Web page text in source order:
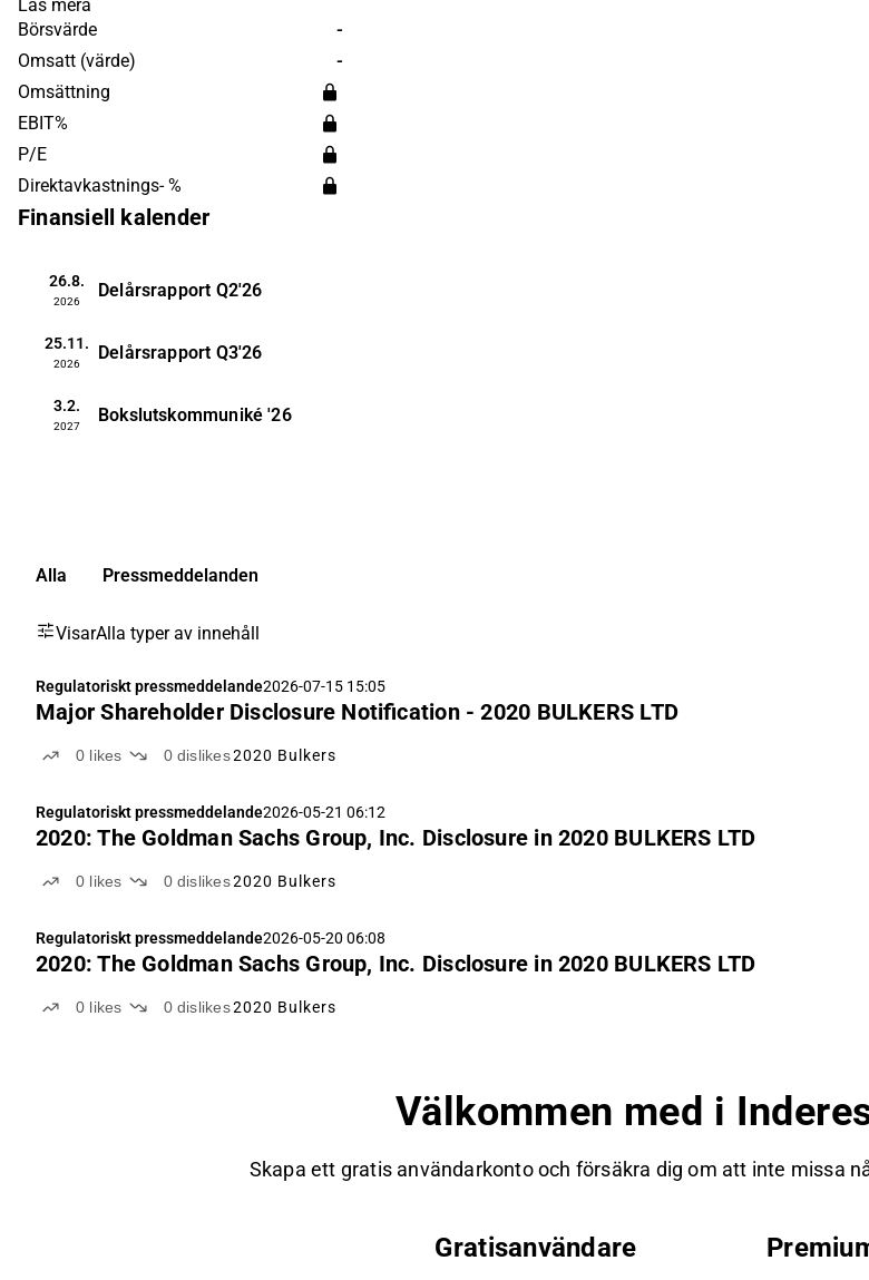
logistiska aktörer på sjötransporter och
har verksamhet på flera internationella
marknader, med störst närvaro i Asien,
Afrika och Sydamerika. 2020 Bulkers
grundades år 2017 och har sitt
huvudkontor i Bermuda.
Läs mera
Börsvärde
-
Omsatt (värde)
-
Omsättning
EBIT%
P/E
Direktavkastnings- %
Finansiell kalender
26.8.
2026
Delårsrapport Q2'26
25.11.
2026
Delårsrapport Q3'26
3.2.
2027
Bokslutskommuniké '26
Alla Pressmeddelanden
VisarAlla typer av innehåll
Regulatoriskt pressmeddelande2026-07-15 15:05
Major Shareholder Disclosure Notification - 2020 BULKERS LTD
0 likes 0 dislikes2020 Bulkers
Regulatoriskt pressmeddelande2026-05-21 06:12
2020: The Goldman Sachs Group, Inc. Disclosure in 2020 BULKERS LTD
0 likes 0 dislikes2020 Bulkers
Regulatoriskt pressmeddelande2026-05-20 06:08
2020: The Goldman Sachs Group, Inc. Disclosure in 2020 BULKERS LTD
0 likes 0 dislikes2020 Bulkers
Välkommen med i
Skapa ett gratis användarkonto och försäkra dig om att inte missa
Gratisanvändare